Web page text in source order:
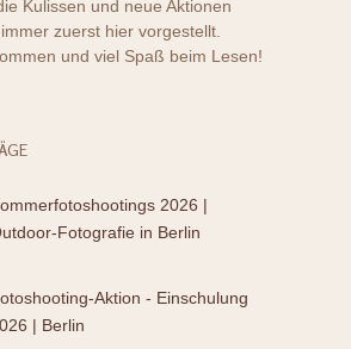
Kulissen und neue Aktionen
zuerst hier vorgestellt.
und viel Spaß beim Lesen!
2026 |
Fotografie in Berlin
Aktion - Einschulung
| Berlin